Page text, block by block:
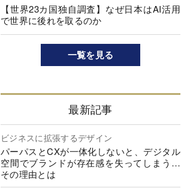
【世界23カ国独自調査】なぜ日本はAI活用
で世界に後れを取るのか
一覧を見る
最新記事
ビジネスに拡張するデザイン
パーパスとCXが一体化しないと、デジタル
空間でブランドが存在感を失ってしまう…
その理由とは